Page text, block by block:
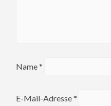
Name*
E-Mail-Adresse*